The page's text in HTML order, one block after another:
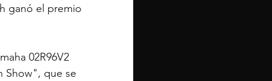
ganó el premio
02R96V2
Show", que se